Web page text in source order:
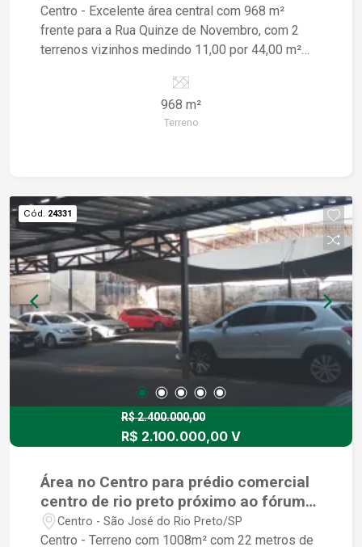
Centro - Excelente área central com 968 m²
frente para a Rua Quinze de Novembro, com 2
terrenos vizinhos medindo 11,00 por 44,00 m²
968 m²
Terreno
Cód. 24331
R$ 2.400.000,00
R$ 2.100.000,00 V
Área no Centro para prédio comercial
centro de rio preto próximo ao fórum
criminalista
Centro - São José do Rio Preto/SP
Centro - Terreno com 1008m² com 22 metros de